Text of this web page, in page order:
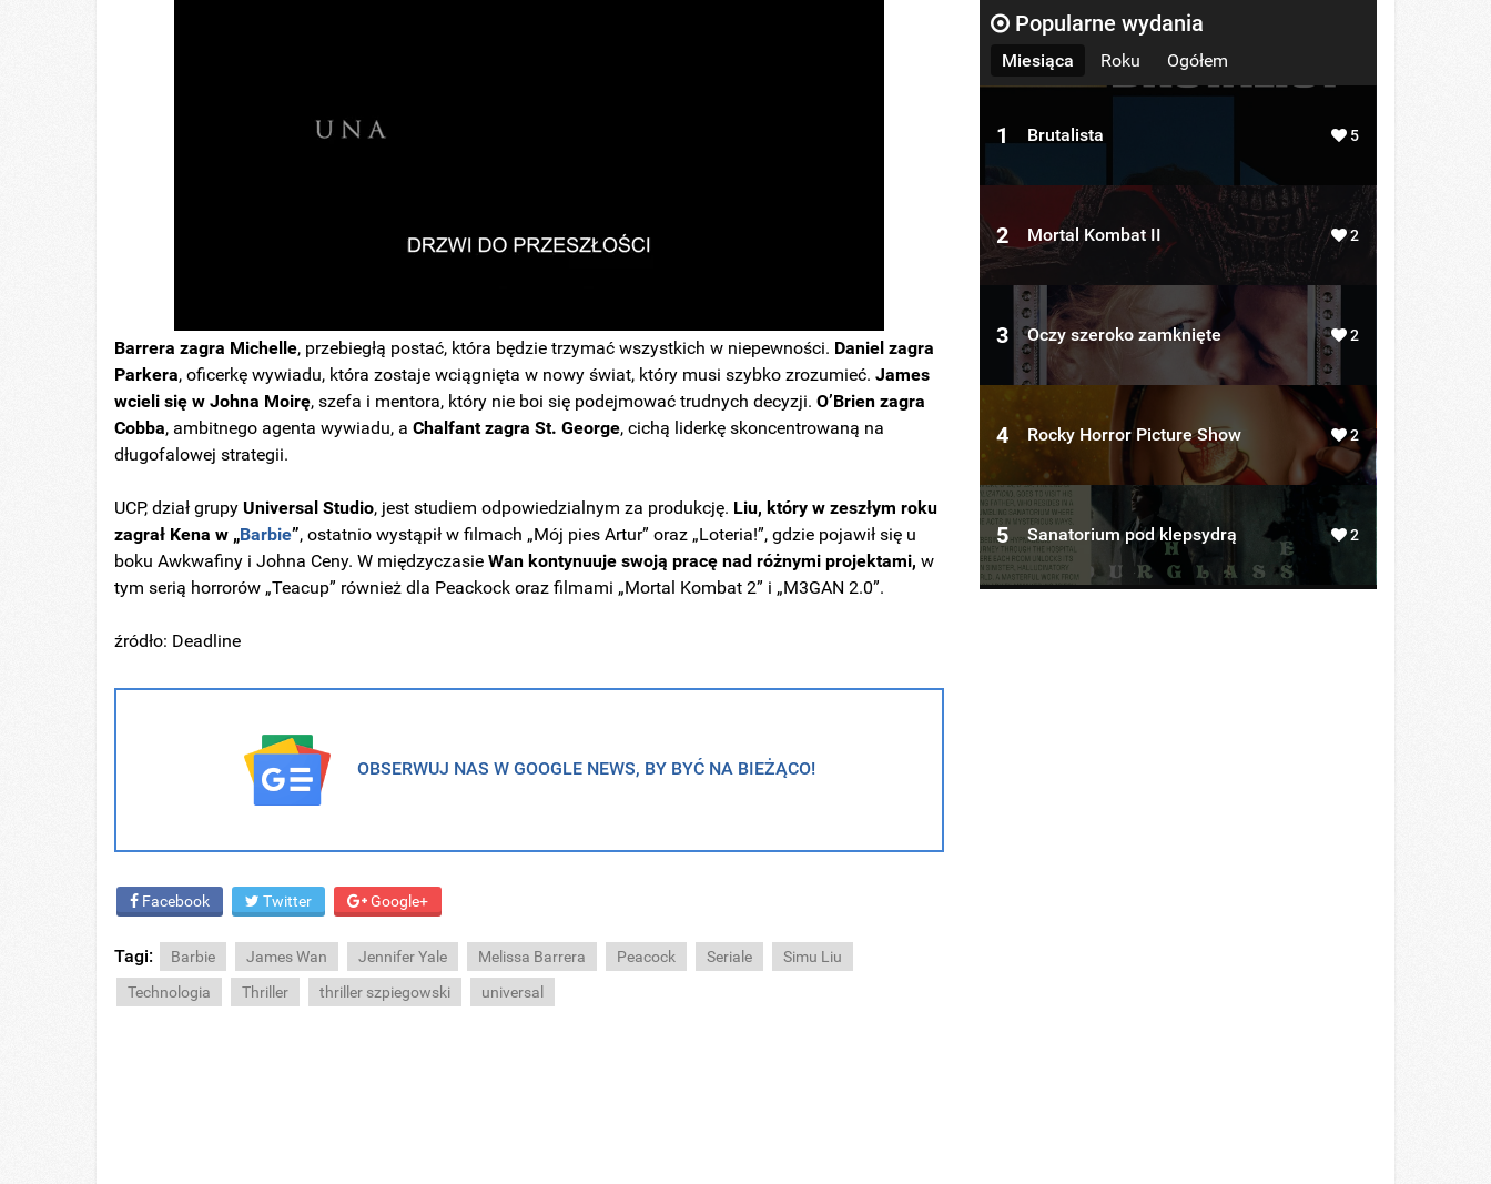
Barrera zagra Michelle, przebiegłą postać, która będzie trzymać wszystkich w niepewności. Daniel zagra
Parkera, oficerkę wywiadu, która zostaje wciągnięta w nowy świat, który musi szybko zrozumieć.James
wcieli się w Johna Moirę, szefa i mentora, który nie boi się podejmować trudnych decyzji.O’Brien zagra
Cobba, ambitnego agenta wywiadu, aChalfant zagra St. George, cichą liderkę skoncentrowaną na
długofalowej strategii.
UCP, dział grupyUniversal Studio, jest studiem odpowiedzialnym za produkcję. Liu, który w zeszłym roku
zagrał Kena w „Barbie”, ostatnio wystąpił w filmach „Mój pies Artur” oraz „Loteria!”, gdzie pojawił się u
boku Awkwafiny i Johna Ceny. W międzyczasieWan kontynuuje swoją pracę nad różnymi projektami, w
tym serią horrorów „Teacup” również dla Peackock oraz filmami „Mortal Kombat 2” i „M3GAN 2.0”.
źródło: Deadline
OBSERWUJ NAS W GOOGLE NEWS, BY BYĆ NA BIEŻĄCO!
Facebook Twitter Google+
Tagi: Barbie James Wan Jennifer Yale Melissa Barrera Peacock Seriale
Simu Liu
Technologia
Thriller thriller szpiegowski universal
Popularne wydania
Miesiąca Roku Ogółem
1 Brutalista 5
2 Mortal Kombat II 2
3 Oczy szeroko zamknięte 2
4 Rocky Horror Picture Show 2
5 Sanatorium pod klepsydrą 2